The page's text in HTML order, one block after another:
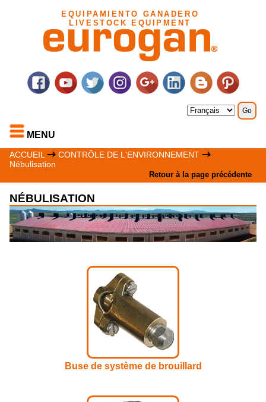
EQUIPAMIENTO GANADERO
LIVESTOCK EQUIPMENT
MENU
ACCUEIL
CONTRÔLE DE L'ENVIRONNEMENT
Nébulisation
Retour à la page précédente
NÉBULISATION
Buse de système de brouillard